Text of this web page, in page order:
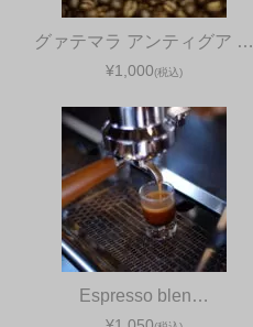
グァテマラ アンティグア …
¥1,000(税込)
Espresso blen…